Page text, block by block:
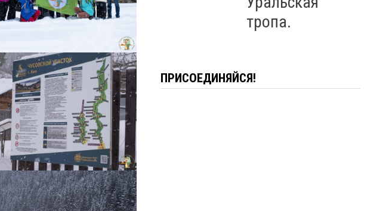
тропа.
ПРИСОЕДИНЯЙСЯ!